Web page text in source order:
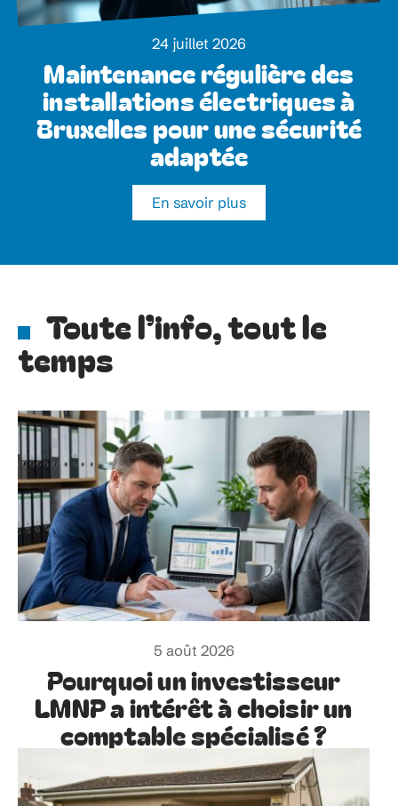
24 juillet 2026
Maintenance régulière des
installations électriques à
Bruxelles pour une sécurité
adaptée
En savoir plus
Toute l’info, tout le
temps
5 août 2026
Pourquoi un investisseur
LMNP a intérêt à choisir un
comptable spécialisé ?